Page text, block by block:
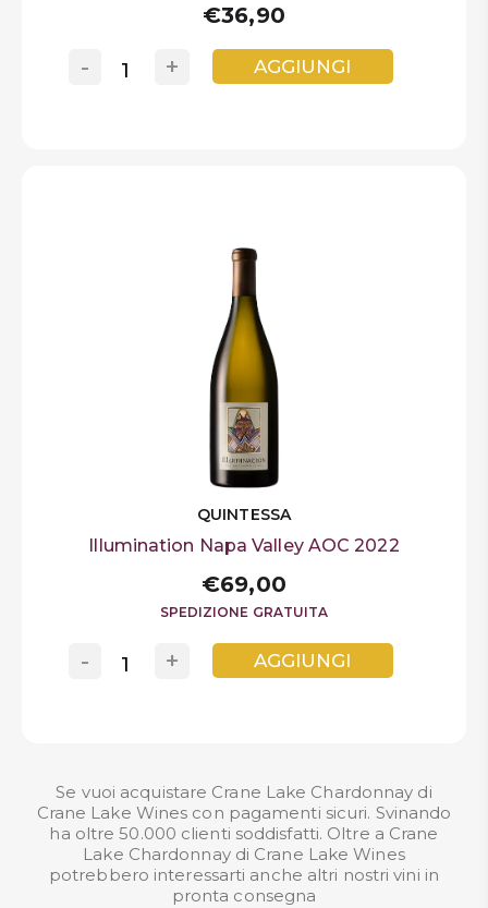
€36,90
+
- AGGIUNGI
QUINTESSA
Illumination Napa Valley AOC 2022
€69,00
SPEDIZIONE GRATUITA
+
- AGGIUNGI
Se vuoi acquistare Crane Lake Chardonnay di
Crane Lake Wines con pagamenti sicuri. Svinando
ha oltre 50.000 clienti soddisfatti. Oltre a Crane
Lake Chardonnay di Crane Lake Wines
potrebbero interessarti anche altri nostrivini in
pronta consegna